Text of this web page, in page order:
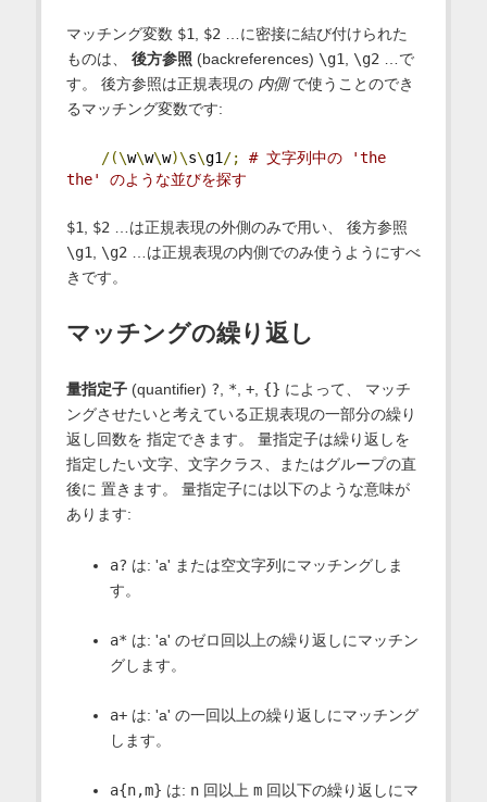
マッチング変数 $1, $2…に密接に結び付けられた
ものは、 後方参照 (backreferences) \g1, \g2…で
す。 後方参照は正規表現の 内側で使うことのでき
るマッチング変数です:
/(\w\w\w)\s\g1/;
# 文字列中の 'the
the' のような並びを探す
$1, $2…は正規表現の外側のみで用い、 後方参照
\g1, \g2…は正規表現の内側でのみ使うようにすべ
きです。
マッチングの繰り返し
量指定子(quantifier) ?, *, +, {} によって、 マッチ
ングさせたいと考えている正規表現の一部分の繰り
返し回数を 指定できます。 量指定子は繰り返しを
指定したい文字、文字クラス、またはグループの直
後に 置きます。 量指定子には以下のような意味が
あります:
a? は: 'a' または空文字列にマッチングしま
す。
a* は: 'a' のゼロ回以上の繰り返しにマッチン
グします。
a+は: 'a' の一回以上の繰り返しにマッチング
します。
a{n,m} は: n回以上 m回以下の繰り返しにマ